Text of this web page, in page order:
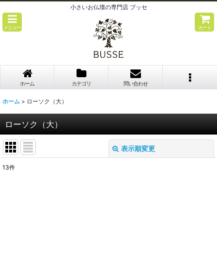
小さいお仏壇の専門店 ブッセ
メニュー カート
ホーム カテゴリ 問い合わせ
ホーム > ローソク（大）
ローソク（大）
表示順変更
13件